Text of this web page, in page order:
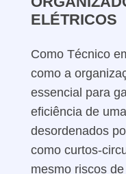
ELÉTRICOS
Como Técnico
como a
essencial para
eficiência de
desordenados
como curtos-
mesmo riscos